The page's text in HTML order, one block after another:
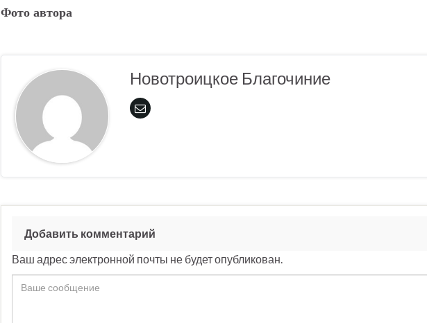
Фото автора
Новотроицкое Благочиние
Добавить комментарий
Ваш адрес электронной почты не будет опубликован.